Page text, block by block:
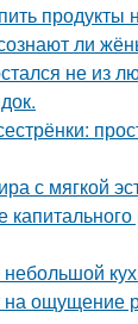
продукты
ли
не из
с мягкой
на ощущение